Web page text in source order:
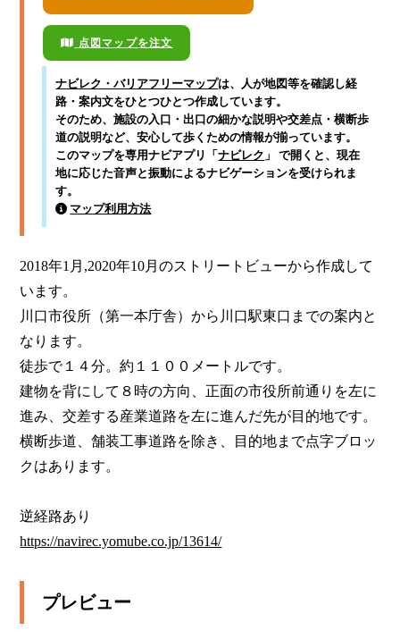
点図マップを注文
ナビレク・バリアフリーマップは、人が地図等を確認し経
路・案内文をひとつひとつ作成しています。
そのため、施設の入口・出口の細かな説明や交差点・横断歩
道の説明など、安心して歩くための情報が揃っています。
このマップを専用ナビアプリ「ナビレク 」 で開くと、現在
地に応じた音声と振動によるナビゲーションを受けられま
す。
マップ利用方法
2018年1月,2020年10月のストリートビューから作成して
います。
川口市役所（第一本庁舎）から川口駅東口までの案内と
なります。
徒歩で１４分。約１１００メートルです。
建物を背にして８時の方向、正面の市役所前通りを左に
進み、交差する産業道路を左に進んだ先が目的地です。
横断歩道、舗装工事道路を除き、目的地まで点字ブロッ
クはあります。
https://navirec.yomube.co.jp/13614/
プレビュー